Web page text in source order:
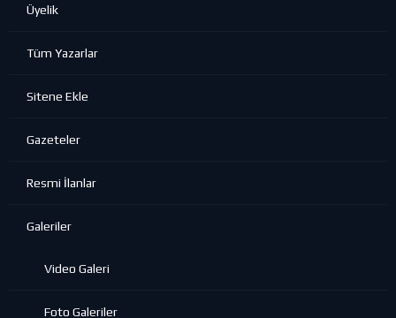
Üyelik
Tüm Yazarlar
Sitene Ekle
Gazeteler
Resmi İlanlar
Galeriler
Video Galeri
Foto Galeriler